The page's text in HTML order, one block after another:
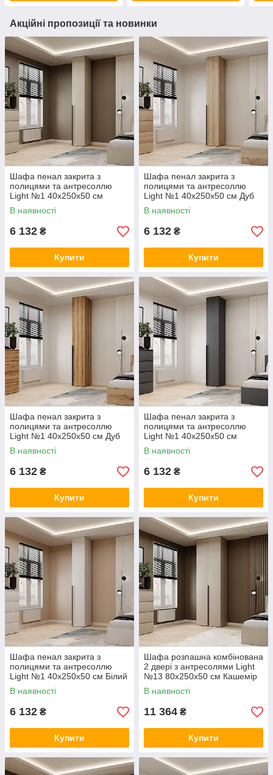
Акційні пропозиції та новинки
Шафа пенал закрита з
полицями та антресоллю
Light №1 40x250x50 см
Кашемір TM ArtInHead
В наявності
6 132 ₴
Купити
Шафа пенал закрита з
полицями та антресоллю
Light №1 40x250x50 см Дуб
Сонома TM ArtInHead
В наявності
6 132 ₴
Купити
Шафа пенал закрита з
полицями та антресоллю
Light №1 40x250x50 см Дуб
Евок TM ArtInHead
В наявності
6 132 ₴
Купити
Шафа пенал закрита з
полицями та антресоллю
Light №1 40x250x50 см
Графіт TM ArtInHead
В наявності
6 132 ₴
Купити
Шафа пенал закрита з
полицями та антресоллю
Light №1 40x250x50 см Білий
діамант TM ArtInHead
В наявності
6 132 ₴
Купити
Шафа розпашна комбінована
2 двері з антресолями Light
№13 80х250x50 см Кашемір
TM ArtInHead
В наявності
11 364 ₴
Купити